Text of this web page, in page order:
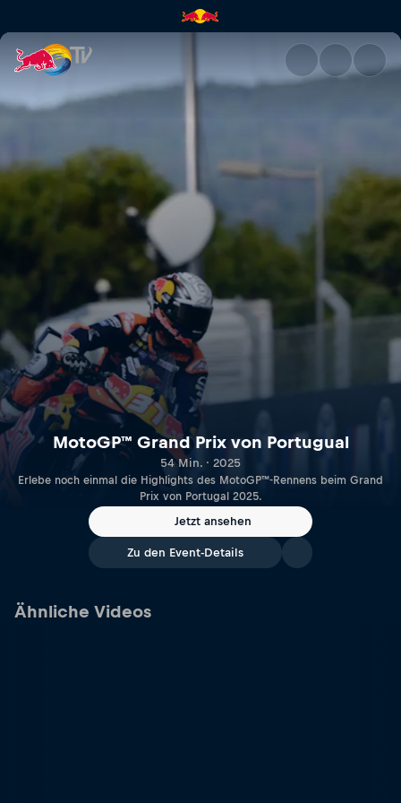
MotoGP™ Grand Prix von
MotoGP™ Grand Prix von Portugual
54 Min. · 2025
Erlebe noch einmal die Highlights des MotoGP™-Rennens beim Grand
Prix von Portugal 2025.
Jetzt ansehen
Zu den Event-Details
Ähnliche Videos